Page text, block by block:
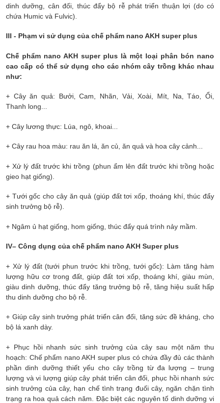
dinh dưỡng, cân đối, thúc đẩy bộ rễ phát triển thuận lợi (do có
chứa Humic và Fulvic).
III - Phạm vi sử dụng của chế phẩm nano AKH super plus
Chế phẩm nano AKH super plus là một loại phân bón nano
cao cấp có thể sử dụng cho các nhóm cây trồng khác nhau
như:
+ Cây ăn quả: Bưởi, Cam, Nhãn, Vải, Xoài, Mít, Na, Táo, Ổi,
Thanh long...
+ Cây lương thực: Lúa, ngô, khoai...
+ Cây rau hoa màu: rau ăn lá, ăn củ, ăn quả và hoa cây cảnh...
+ Xử lý đất trước khi trồng (phun ẩm lên đất trước khi trồng hoặc
gieo hạt giống).
+ Tưới gốc cho cây ăn quả (giúp đất tơi xốp, thoáng khí, thúc đẩy
sinh trưởng bộ rễ).
+ Ngâm ủ hạt giống, hom giống, thúc đẩy quá trình nảy mầm.
IV– Công dụng của chế phẩm nano AKH Super plus
+ Xử lý đất (tưới phun trước khi trồng, tưới gốc): Làm tăng hàm
lượng hữu cơ trong đất, giúp đất tơi xốp, thoáng khí, giàu mùn,
giàu dinh dưỡng, thúc đẩy tăng trưởng bộ rễ, tăng hiệu suất hấp
thu dinh dưỡng cho bộ rễ.
+ Giúp cây sinh trưởng phát triển cân đối, tăng sức đề kháng, cho
bộ lá xanh dày.
+ Phục hồi nhanh sức sinh trưởng của cây sau một năm thu
hoạch: Chế phẩm nano AKH super plus có chứa đầy đủ các thành
phần dinh dưỡng thiết yếu cho cây trồng từ đa lượng – trung
lượng và vi lượng giúp cây phát triển cân đối, phục hồi nhanh sức
sinh trưởng của cây, hạn chế tình trạng đuối cây, ngăn chặn tình
trạng ra hoa quả cách năm. Đặc biệt các nguyên tố dinh dưỡng vi